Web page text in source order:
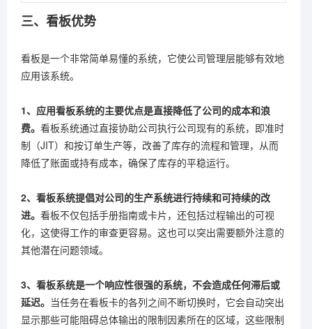
三、看板优势
看板是一个非常简单易懂的系统，它使公司管理层能够有效地
应用该系统。
1、应用看板系统的主要优点是直接降低了公司的成本和浪
费。 看板系统通过直接协助公司执行公司现有的系统，即准时
制（JIT）和按订单生产等，改善了库存的流程和管理，从而
降低了账面或持有成本，确保了库存的平稳运行。
2、看板系统提倡对公司的生产系统进行持续和可持续的改
进。 看板不仅包括手册指南或卡片，还包括过程输出的可视
化，这使得工作的审查更容易。这也可以突出需要额外注意的
其他潜在问题领域。
3、看板系统是一个响应性很强的系统，不会造成任何滞后或
延迟。 当任务在看板卡的各列之间不断切换时，它会自动突出
显示那些可能阻碍总体输出的限制因素所在的区域，这些限制